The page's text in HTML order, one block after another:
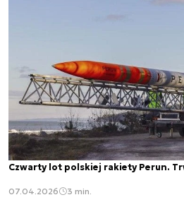
Czwarty lot polskiej rakiety Perun.
07.04.2026 3 min.